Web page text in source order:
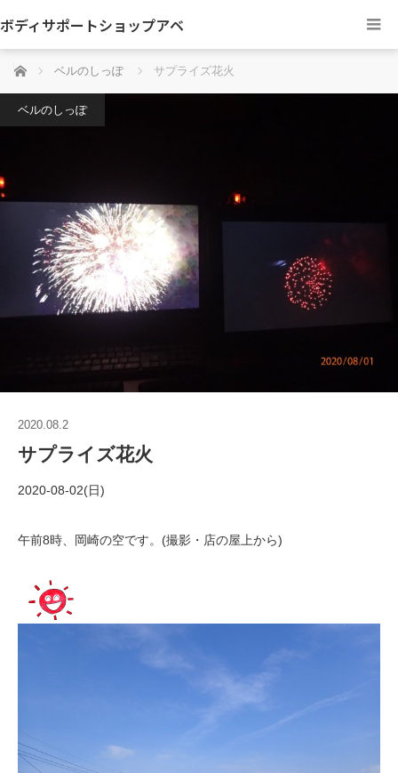
ボディサポートショップアベ
ホーム ベルのしっぽ サプライズ花火
ベルのしっぽ
2020.08.2
サプライズ花火
2020-08-02(日)
午前8時、岡崎の空です。(撮影・店の屋上から)